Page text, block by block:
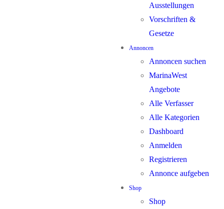
Ausstellungen
Vorschriften &
Gesetze
Annoncen
Annoncen suchen
MarinaWest
Angebote
Alle Verfasser
Alle Kategorien
Dashboard
Anmelden
Registrieren
Annonce aufgeben
Shop
Shop